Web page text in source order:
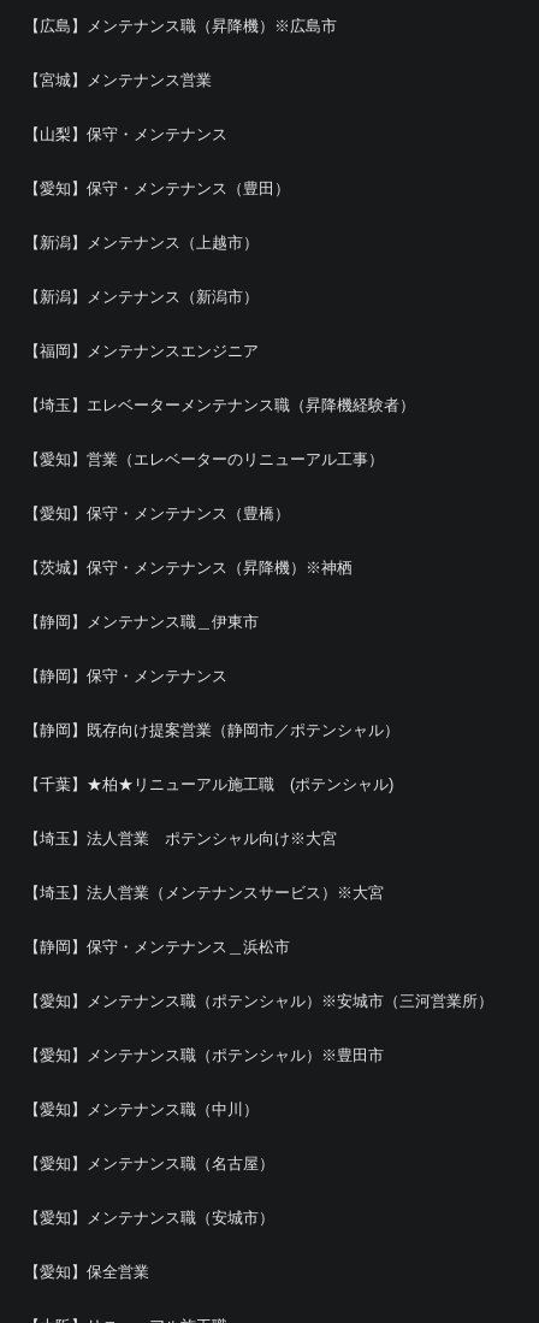
【広島】メンテナンス職（昇降機）※広島市
【宮城】メンテナンス営業
【山梨】保守・メンテナンス
【愛知】保守・メンテナンス（豊田）
【新潟】メンテナンス（上越市）
【新潟】メンテナンス（新潟市）
【福岡】メンテナンスエンジニア
【埼玉】エレベーターメンテナンス職（昇降機経験者）
【愛知】営業（エレベーターのリニューアル工事）
【愛知】保守・メンテナンス（豊橋）
【茨城】保守・メンテナンス（昇降機）※神栖
【静岡】メンテナンス職＿伊東市
【静岡】保守・メンテナンス
【静岡】既存向け提案営業（静岡市／ポテンシャル）
【千葉】★柏★リニューアル施工職 (ポテンシャル)
【埼玉】法人営業 ポテンシャル向け※大宮
【埼玉】法人営業（メンテナンスサービス）※大宮
【静岡】保守・メンテナンス＿浜松市
【愛知】メンテナンス職（ポテンシャル）※安城市（三河営業所）
【愛知】メンテナンス職（ポテンシャル）※豊田市
【愛知】メンテナンス職（中川）
【愛知】メンテナンス職（名古屋）
【愛知】メンテナンス職（安城市）
【愛知】保全営業